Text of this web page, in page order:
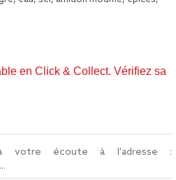
en Click & Collect. Vérifiez sa
votre écoute à l'adresse :